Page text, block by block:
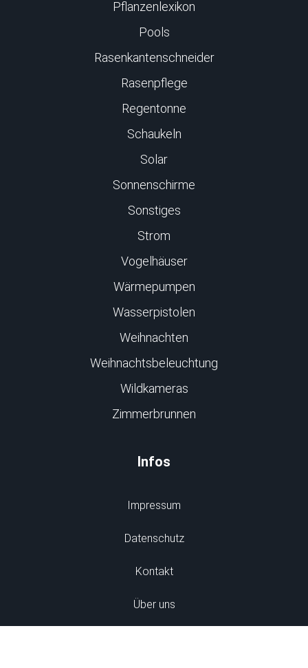
Pflanzenlexikon
Pools
Rasenkantenschneider
Rasenpflege
Regentonne
Schaukeln
Solar
Sonnenschirme
Sonstiges
Strom
Vogelhäuser
Wärmepumpen
Wasserpistolen
Weihnachten
Weihnachtsbeleuchtung
Wildkameras
Zimmerbrunnen
Infos
Impressum
Datenschutz
Kontakt
Über uns